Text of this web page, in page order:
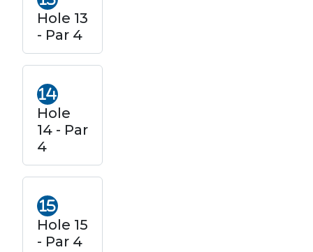
Hole 13
- Par 4
Hole
14 - Par
4
Hole 15
- Par 4